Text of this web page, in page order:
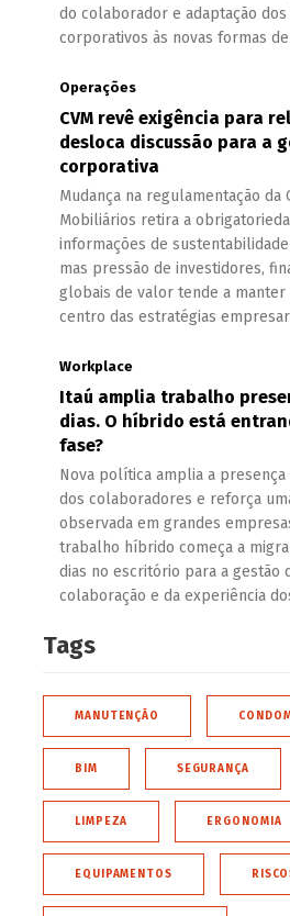
do colaborador e adaptação
corporativos às novas formas
Operações
CVM revê exigência para
desloca discussão para a
corporativa
Mudança na regulamentação da
Mobiliários retira a
informações de
mas pressão de investidores,
globais de valor tende a manter
centro das estratégias
Workplace
Itaú amplia trabalho
dias. O híbrido está
fase?
Nova política amplia a
dos colaboradores e reforça
observada em grandes
trabalho híbrido começa a
dias no escritório para a gestão
colaboração e da experiência
Tags
MANUTENÇÃO
BIM SEGURANÇA
LIMPEZA ERGONOMIA
EQUIPAMENTOS